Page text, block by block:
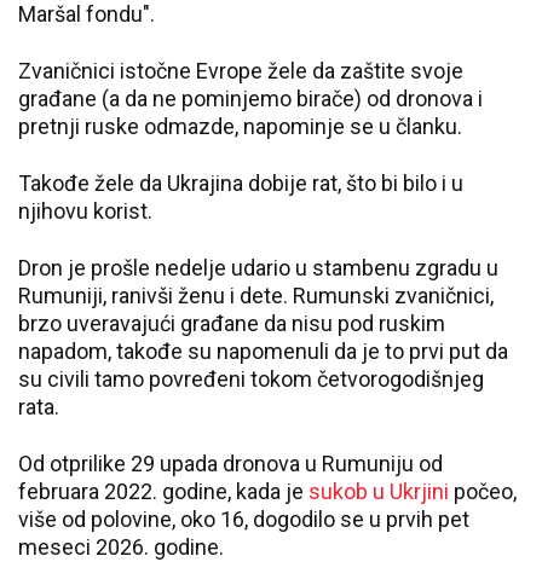
Maršal fondu".
Zvaničnici istočne Evrope žele da zaštite svoje
građane (a da ne pominjemo birače) od dronova i
pretnji ruske odmazde, napominje se u članku.
Takođe žele da Ukrajina dobije rat, što bi bilo i u
njihovu korist.
Dron je prošle nedelje udario u stambenu zgradu u
Rumuniji, ranivši ženu i dete. Rumunski zvaničnici,
brzo uveravajući građane da nisu pod ruskim
napadom, takođe su napomenuli da je to prvi put da
su civili tamo povređeni tokom četvorogodišnjeg
rata.
Od otprilike 29 upada dronova u Rumuniju od
februara 2022. godine, kada je sukob u Ukrjini počeo,
više od polovine, oko 16, dogodilo se u prvih pet
meseci 2026. godine.